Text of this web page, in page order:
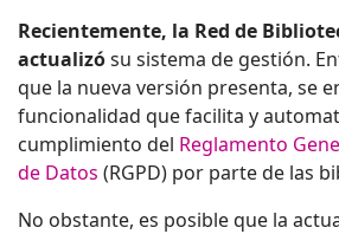
Recientemente, la Red de
actualizósu sistema de gestión.
que la nueva versión presenta, se
funcionalidad que facilita y
cumplimiento del Reglamento
de Datos (RGPD) por parte de las
No obstante, es posible que la